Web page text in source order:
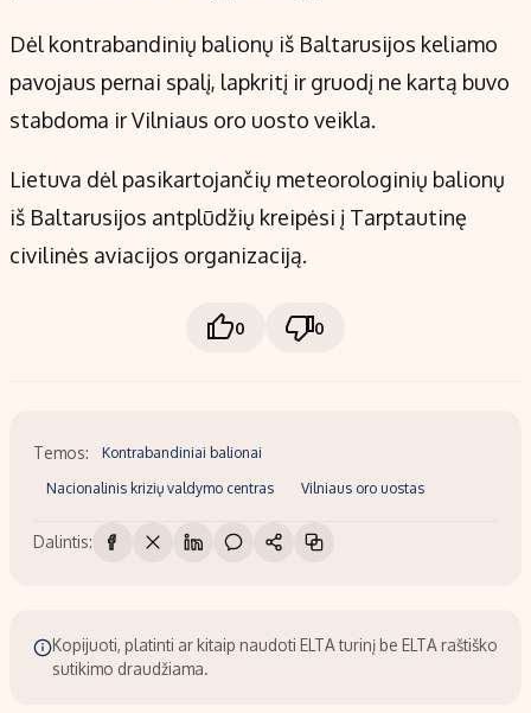
Dėl kontrabandinių balionų iš Baltarusijos keliamo
pavojaus pernai spalį, lapkritį ir gruodį ne kartą buvo
stabdoma ir Vilniaus oro uosto veikla.
Lietuva dėl pasikartojančių meteorologinių balionų
iš Baltarusijos antplūdžių kreipėsi į Tarptautinę
civilinės aviacijos organizaciją.
0 0
Temos: Kontrabandiniai balionai
Nacionalinis krizių valdymo centras Vilniaus oro uostas
Dalintis:
Kopijuoti, platinti ar kitaip naudoti ELTA turinį be ELTA raštiško
sutikimo draudžiama.